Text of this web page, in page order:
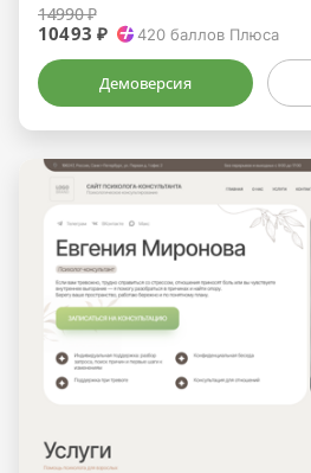
14990 ₽
10493 ₽ 420 баллов Плюса
Демоверсия